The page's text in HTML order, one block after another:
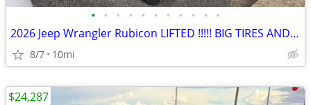
• • • • • • • • • • •
2026 Jeep Wrangler Rubicon LIFTED !!!!! BIG TIRES AND WHEELS
8/7 10mi
$24,287